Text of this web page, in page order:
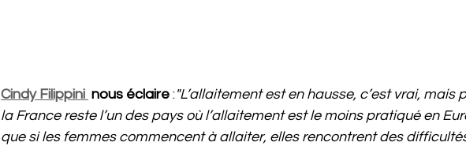
Cindy Filippini nous éclaire : "L’allaitement est en hausse, c’est vrai, mais
la France reste l’un des pays où l’allaitement est le moins pratiqué en
que si les femmes commencent à allaiter, elles rencontrent des